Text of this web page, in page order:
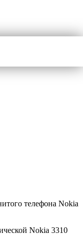
телефона Nokia
Nokia 3310